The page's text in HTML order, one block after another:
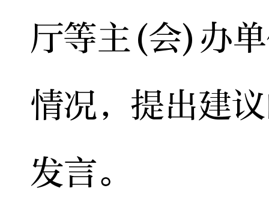
厅等主(会)办
情况，提出建
发言。